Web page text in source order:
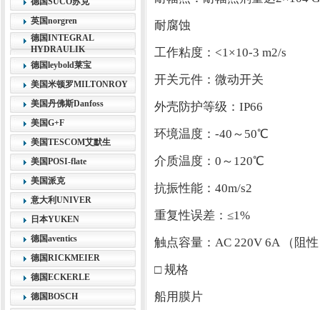
英国norgren
德国INTEGRAL
HYDRAULIK
德国leybold莱宝
美国米顿罗MILTONROY
美国丹佛斯Danfoss
美国G+F
美国TESCOM艾默生
美国POSI-flate
美国派克
意大利UNIVER
日本YUKEN
德国aventics
德国RICKMEIER
德国ECKERLE
德国BOSCH
耐腐蚀
工作粘度：<1×10-3 m2/s
开关元件：微动开关
外壳防护等级：IP66
环境温度：-40～50℃
介质温度：0～120℃
抗振性能：40m/s2
重复性误差：≤1%
触点容量：AC 220V 6A （阻
□ 规格
船用膜片